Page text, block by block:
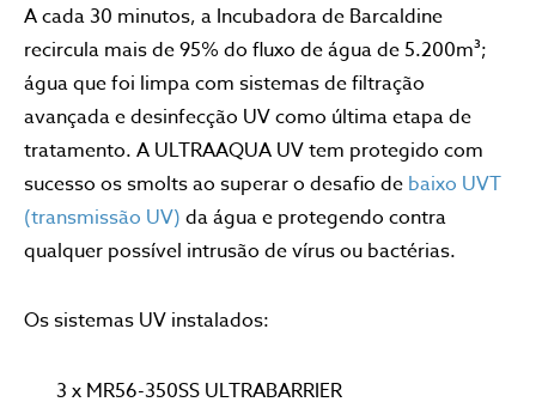
A cada 30 minutos, a Incubadora de Barcaldine
recircula mais de 95% do fluxo de água de 5.200m³;
água que foi limpa com sistemas de filtração
avançada e desinfecção UV como última etapa de
tratamento. A ULTRAAQUA UV tem protegido com
sucesso os smolts ao superar o desafio de baixo UVT
(transmissão UV) da água e protegendo contra
qualquer possível intrusão de vírus ou bactérias.
Os sistemas UV instalados:
3 x MR56-350SS ULTRABARRIER